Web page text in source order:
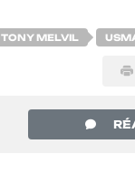
TONY MELVIL